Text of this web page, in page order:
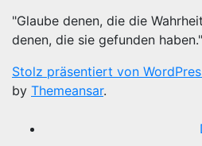
"Glaube denen, die die
denen, die sie gefunden
Stolz präsentiert von
by Themeansar.